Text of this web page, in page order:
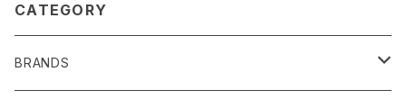
CATEGORY
BRANDS